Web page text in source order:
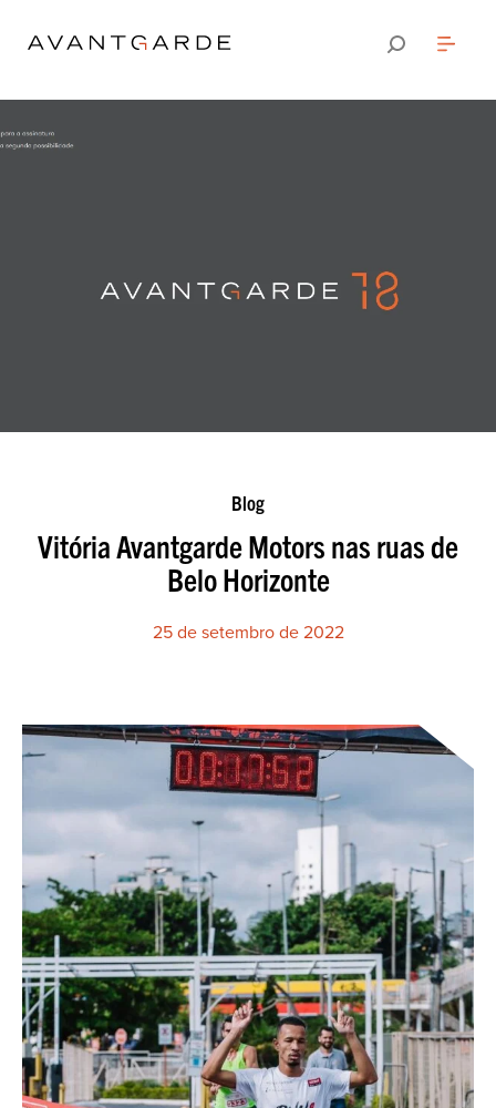
Blog
Vitória Avantgarde Motors nas ruas de
Belo Horizonte
25 de setembro de 2022